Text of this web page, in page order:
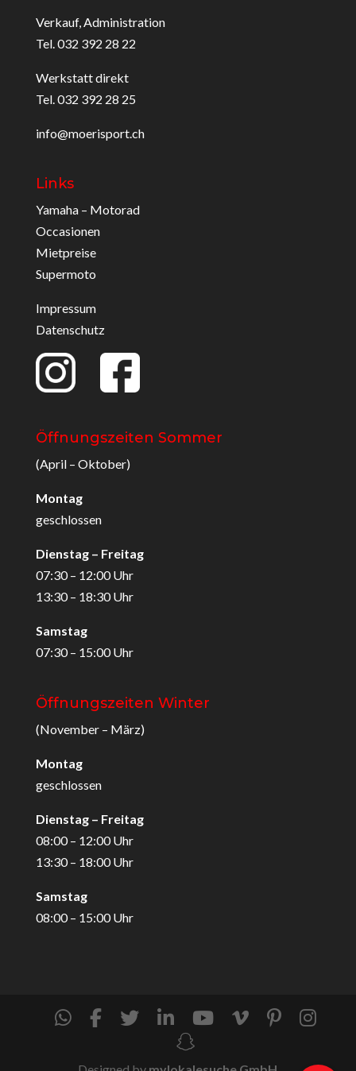
Verkauf, Administration
Tel. 032 392 28 22
Werkstatt direkt
Tel. 032 392 28 25
info@moerisport.ch
Links
Yamaha – Motorad
Occasionen
Mietpreise
Supermoto
Impressum
Datenschutz
Öffnungszeiten Sommer
(April – Oktober)
Montag
geschlossen
Dienstag – Freitag
07:30 – 12:00 Uhr
13:30 – 18:30 Uhr
Samstag
07:30 – 15:00 Uhr
Öffnungszeiten Winter
(November – März)
Montag
geschlossen
Dienstag – Freitag
08:00 – 12:00 Uhr
13:30 – 18:00 Uhr
Samstag
08:00 – 15:00 Uhr